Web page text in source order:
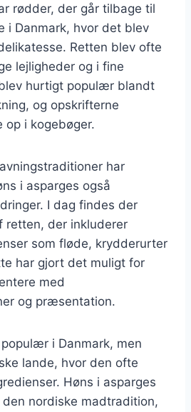
rødder, der går tilbage til
i Danmark, hvor det blev
Retten blev ofte
lejligheder og i fine
hurtigt populær blandt
og opskrifterne
op i kogebøger.
har
i asparges også
I dag findes der
retten, der inkluderer
som fløde, krydderurter
har gjort det muligt for
med
og præsentation.
i Danmark, men
lande, hvor den ofte
Høns i asparges
nordiske madtradition,